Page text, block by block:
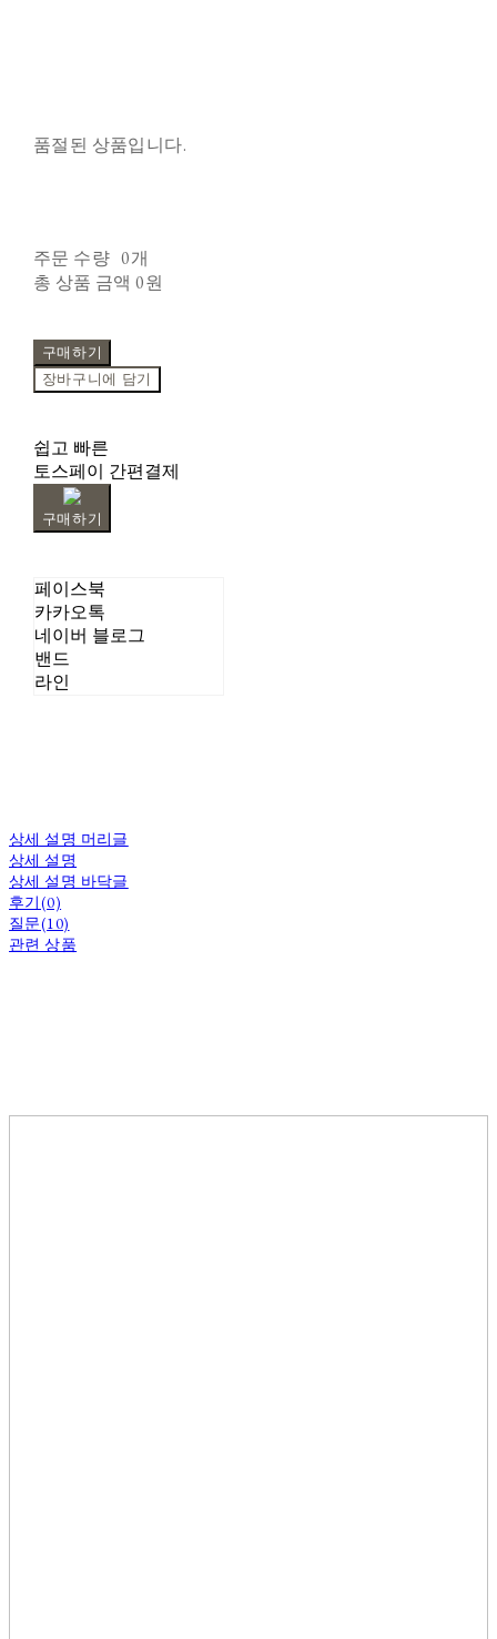
품절된 상품입니다.
주문 수량 0개
총 상품 금액 0원
구매하기
장바구니에 담기
쉽고 빠른
토스페이 간편결제
구매하기
페이스북
카카오톡
네이버 블로그
밴드
라인
상세 설명 머리글
상세 설명
상세 설명 바닥글
후기(0)
질문(10)
관련 상품